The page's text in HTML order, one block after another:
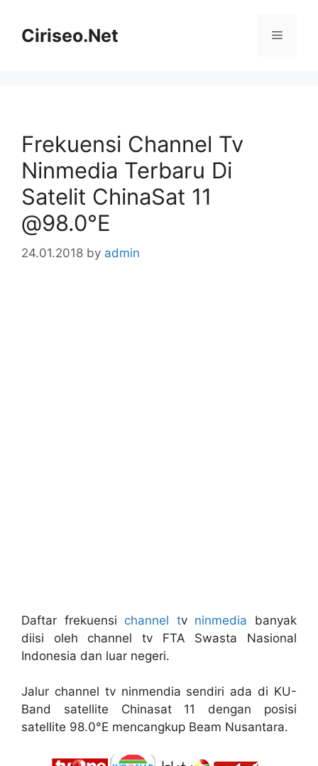
contentCiriseo.Net Menu
Frekuensi Channel Tv
Ninmedia Terbaru Di
Satelit ChinaSat 11
@98.0°E
24.01.2018 by admin
Daftar frekuensi channel tv ninmedia banyak
diisi oleh channel tv FTA Swasta Nasional
Indonesia dan luar negeri.
Jalur channel tv ninmendia sendiri ada di KU-
Band satellite Chinasat 11 dengan posisi
satellite 98.0°E mencangkup Beam Nusantara.